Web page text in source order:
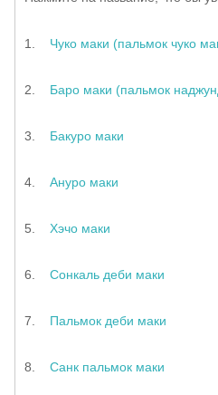
1. Чуко маки (пальмок чуко
2. Баро маки (пальмок
3. Бакуро маки
4. Ануро маки
5. Хэчо маки
6. Сонкаль деби маки
7. Пальмок деби маки
8. Санк пальмок маки